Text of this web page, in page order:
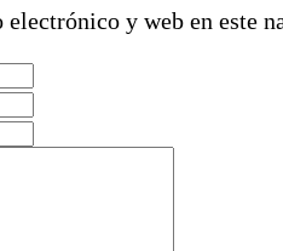
y web en este